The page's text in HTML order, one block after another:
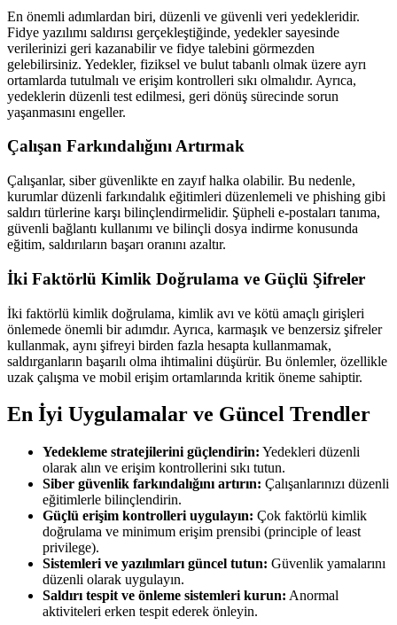
En önemli adımlardan biri, düzenli ve güvenli veri yedekleridir.
Fidye yazılımı saldırısı gerçekleştiğinde, yedekler sayesinde
verilerinizi geri kazanabilir ve fidye talebini görmezden
gelebilirsiniz. Yedekler, fiziksel ve bulut tabanlı olmak üzere ayrı
ortamlarda tutulmalı ve erişim kontrolleri sıkı olmalıdır. Ayrıca,
yedeklerin düzenli test edilmesi, geri dönüş sürecinde sorun
yaşanmasını engeller.
Çalışan Farkındalığını Artırmak
Çalışanlar, siber güvenlikte en zayıf halka olabilir. Bu nedenle,
kurumlar düzenli farkındalık eğitimleri düzenlemeli ve phishing gibi
saldırı türlerine karşı bilinçlendirmelidir. Şüpheli e-postaları tanıma,
güvenli bağlantı kullanımı ve bilinçli dosya indirme konusunda
eğitim, saldırıların başarı oranını azaltır.
İki Faktörlü Kimlik Doğrulama ve Güçlü Şifreler
İki faktörlü kimlik doğrulama, kimlik avı ve kötü amaçlı girişleri
önlemede önemli bir adımdır. Ayrıca, karmaşık ve benzersiz şifreler
kullanmak, aynı şifreyi birden fazla hesapta kullanmamak,
saldırganların başarılı olma ihtimalini düşürür. Bu önlemler, özellikle
uzak çalışma ve mobil erişim ortamlarında kritik öneme sahiptir.
En İyi Uygulamalar ve Güncel Trendler
Yedekleme stratejilerini güçlendirin: Yedekleri düzenli
olarak alın ve erişim kontrollerini sıkı tutun.
Siber güvenlik farkındalığını artırın: Çalışanlarınızı düzenli
eğitimlerle bilinçlendirin.
Güçlü erişim kontrolleri uygulayın: Çok faktörlü kimlik
doğrulama ve minimum erişim prensibi (principle of least
privilege).
Sistemleri ve yazılımları güncel tutun: Güvenlik yamalarını
düzenli olarak uygulayın.
Saldırı tespit ve önleme sistemleri kurun: Anormal
aktiviteleri erken tespit ederek önleyin.